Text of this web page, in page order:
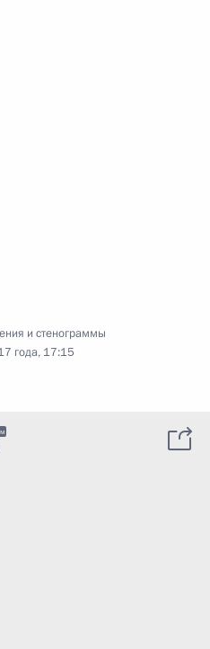
и стенограммы
года, 17:15